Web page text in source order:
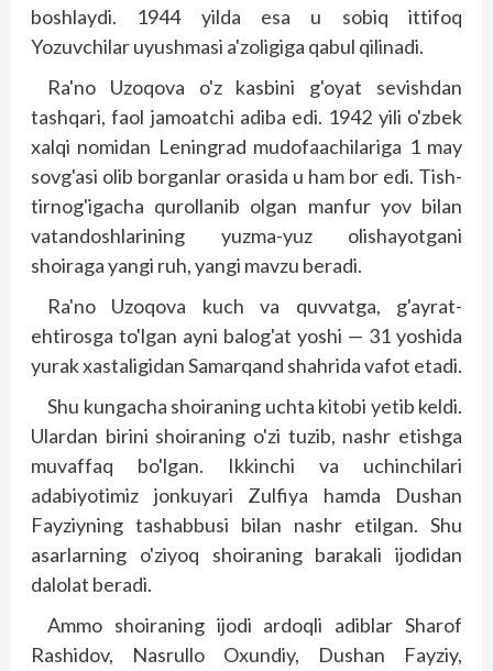
boshlaydi. 1944 yilda esa u sobiq ittifoq
Yozuvchilar uyushmasi a'zoligiga qabul qilinadi.
Ra'no Uzoqova o'z kasbini g'oyat sevishdan
tashqari, faol jamoatchi adiba edi. 1942 yili o'zbek
xalqi nomidan Leningrad mudofaachilariga 1 may
sovg'asi olib borganlar orasida u ham bor edi. Tish-
tirnog'igacha qurollanib olgan manfur yov bilan
vatandoshlarining yuzma-yuz olishayotgani
shoiraga yangi ruh, yangi mavzu beradi.
Ra'no Uzoqova kuch va quvvatga, g'ayrat-
ehtirosga to'lgan ayni balog'at yoshi — 31 yoshida
yurak xastaligidan Samarqand shahrida vafot etadi.
Shu kungacha shoiraning uchta kitobi yetib keldi.
Ulardan birini shoiraning o'zi tuzib, nashr etishga
muvaffaq bo'lgan. Ikkinchi va uchinchilari
adabiyotimiz jonkuyari Zulfiya hamda Dushan
Fayziyning tashabbusi bilan nashr etilgan. Shu
asarlarning o'ziyoq shoiraning barakali ijodidan
dalolat beradi.
Ammo shoiraning ijodi ardoqli adiblar Sharof
Rashidov, Nasrullo Oxundiy, Dushan Fayziy,